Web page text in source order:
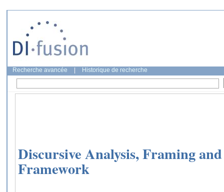
Recherche avancée Historique de recherche
Discursive Analysis, Framing
Framework